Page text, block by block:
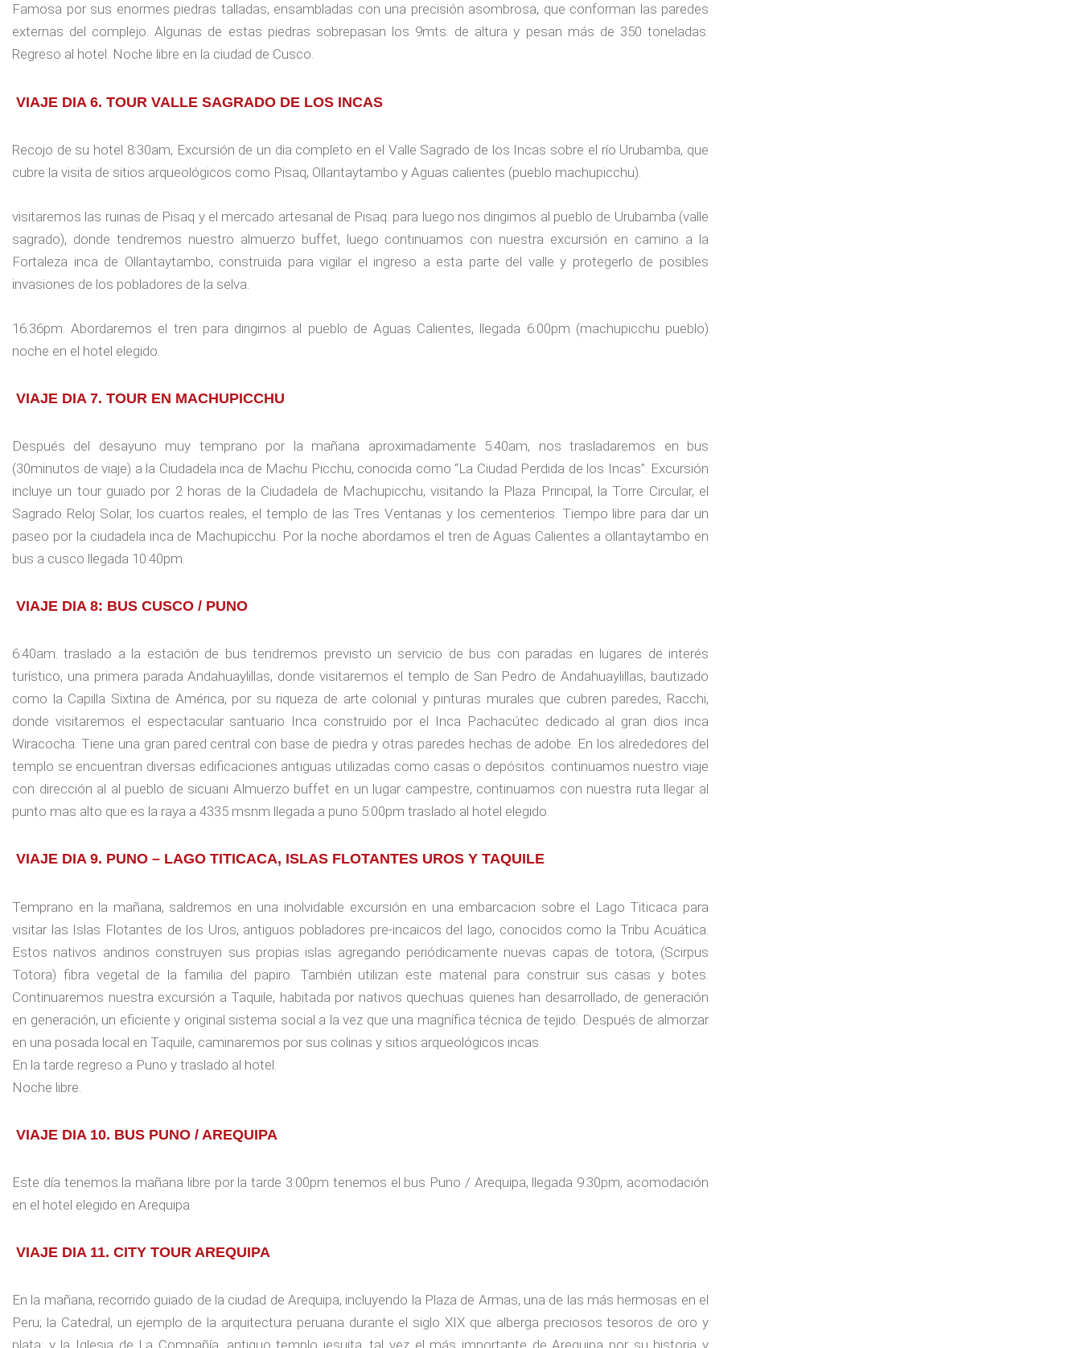
Famosa por sus enormes piedras talladas, ensambladas con una precisión asombrosa, que conforman las paredes
externas del complejo. Algunas de estas piedras sobrepasan los 9mts. de altura y pesan más de 350 toneladas.
Regreso al hotel. Noche libre en la ciudad de Cusco.
VIAJE DIA 6. TOUR VALLE SAGRADO DE LOS INCAS
Recojo de su hotel 8:30am, Excursión de un dia completo en el Valle Sagrado de los Incas sobre el río Urubamba, que
cubre la visita de sitios arqueológicos como Pisaq, Ollantaytambo y Aguas calientes (pueblo machupicchu).
visitaremos las ruinas de Pisaq y el mercado artesanal de Pisaq. para luego nos dirigimos al pueblo de Urubamba (valle
sagrado), donde tendremos nuestro almuerzo buffet, luego continuamos con nuestra excursión en camino a la
Fortaleza inca de Ollantaytambo, construida para vigilar el ingreso a esta parte del valle y protegerlo de posibles
invasiones de los pobladores de la selva.
16:36pm. Abordaremos el tren para dirigirnos al pueblo de Aguas Calientes, llegada 6:00pm (machupicchu pueblo)
noche en el hotel elegido.
VIAJE DIA 7. TOUR EN MACHUPICCHU
Después del desayuno muy temprano por la mañana aproximadamente 5:40am, nos trasladaremos en bus
(30minutos de viaje) a la Ciudadela inca de Machu Picchu, conocida como “La Ciudad Perdida de los Incas”. Excursión
incluye un tour guiado por 2 horas de la Ciudadela de Machupicchu, visitando la Plaza Principal, la Torre Circular, el
Sagrado Reloj Solar, los cuartos reales, el templo de las Tres Ventanas y los cementerios. Tiempo libre para dar un
paseo por la ciudadela inca de Machupicchu. Por la noche abordamos el tren de Aguas Calientes a ollantaytambo en
bus a cusco llegada 10:40pm.
VIAJE DIA 8: BUS CUSCO / PUNO
6:40am. traslado a la estación de bus tendremos previsto un servicio de bus con paradas en lugares de interés
turístico, una primera parada Andahuaylillas, donde visitaremos el templo de San Pedro de Andahuaylillas, bautizado
como la Capilla Sixtina de América, por su riqueza de arte colonial y pinturas murales que cubren paredes, Racchi,
donde visitaremos el espectacular santuario Inca construido por el Inca Pachacútec dedicado al gran dios inca
Wiracocha. Tiene una gran pared central con base de piedra y otras paredes hechas de adobe. En los alrededores del
templo se encuentran diversas edificaciones antiguas utilizadas como casas o depósitos. continuamos nuestro viaje
con dirección al al pueblo de sicuani Almuerzo buffet en un lugar campestre, continuamos con nuestra ruta llegar al
punto mas alto que es la raya a 4335 msnm llegada a puno 5:00pm traslado al hotel elegido.
VIAJE DIA 9. PUNO – LAGO TITICACA, ISLAS FLOTANTES UROS Y TAQUILE
Temprano en la mañana, saldremos en una inolvidable excursión en una embarcacion sobre el Lago Titicaca para
visitar las Islas Flotantes de los Uros, antiguos pobladores pre-incaicos del lago, conocidos como la Tribu Acuática.
Estos nativos andinos construyen sus propias islas agregando periódicamente nuevas capas de totora, (Scirpus
Totora) fibra vegetal de la familia del papiro. También utilizan este material para construir sus casas y botes.
Continuaremos nuestra excursión a Taquile, habitada por nativos quechuas quienes han desarrollado, de generación
en generación, un eficiente y original sistema social a la vez que una magnífica técnica de tejido. Después de almorzar
en una posada local en Taquile, caminaremos por sus colinas y sitios arqueológicos incas.
En la tarde regreso a Puno y traslado al hotel.
Noche libre.
VIAJE DIA 10. BUS PUNO / AREQUIPA
Este día tenemos la mañana libre por la tarde 3:00pm tenemos el bus Puno / Arequipa, llegada 9:30pm, acomodación
en el hotel elegido en Arequipa
VIAJE DIA 11. CITY TOUR AREQUIPA
En la mañana, recorrido guiado de la ciudad de Arequipa, incluyendo la Plaza de Armas, una de las más hermosas en el
Peru; la Catedral, un ejemplo de la arquitectura peruana durante el siglo XIX que alberga preciosos tesoros de oro y
plata; y la Iglesia de La Compañía, antiguo templo jesuita, tal vez el más importante de Arequipa por su historia y